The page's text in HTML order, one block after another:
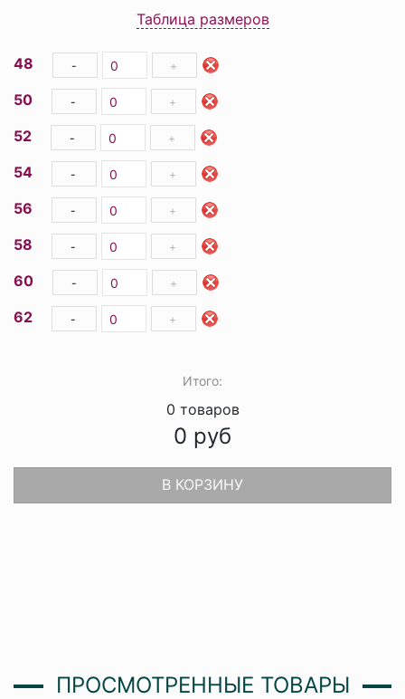
Таблица размеров
48 - +
50 - +
52 - +
54 - +
56 - +
58 - +
60 - +
62 - +
Итого:
0 товаров
0 руб
В КОРЗИНУ
ПРОСМОТРЕННЫЕ ТОВАРЫ